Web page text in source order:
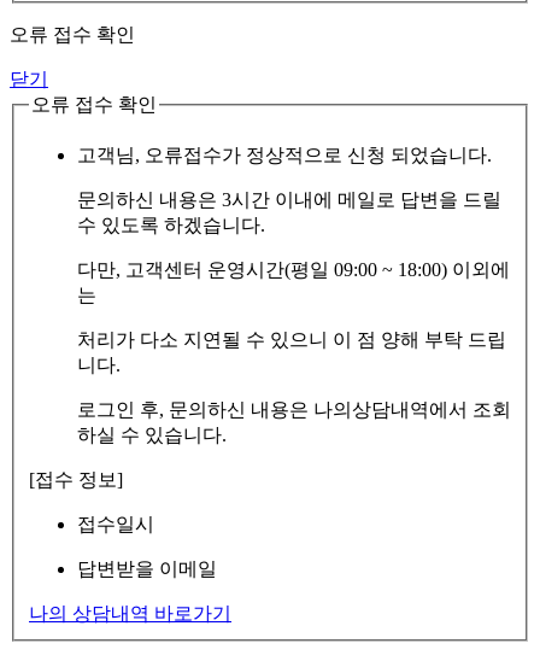
오류 접수 확인
닫기
오류 접수 확인
고객님, 오류접수가 정상적으로 신청 되었습니다.
문의하신 내용은 3시간 이내에 메일로 답변을 드릴
수 있도록 하겠습니다.
다만, 고객센터 운영시간(평일 09:00 ~ 18:00) 이외에
는
처리가 다소 지연될 수 있으니 이 점 양해 부탁 드립
니다.
로그인 후, 문의하신 내용은 나의상담내역에서 조회
하실 수 있습니다.
[접수 정보]
접수일시
답변받을 이메일
나의 상담내역 바로가기